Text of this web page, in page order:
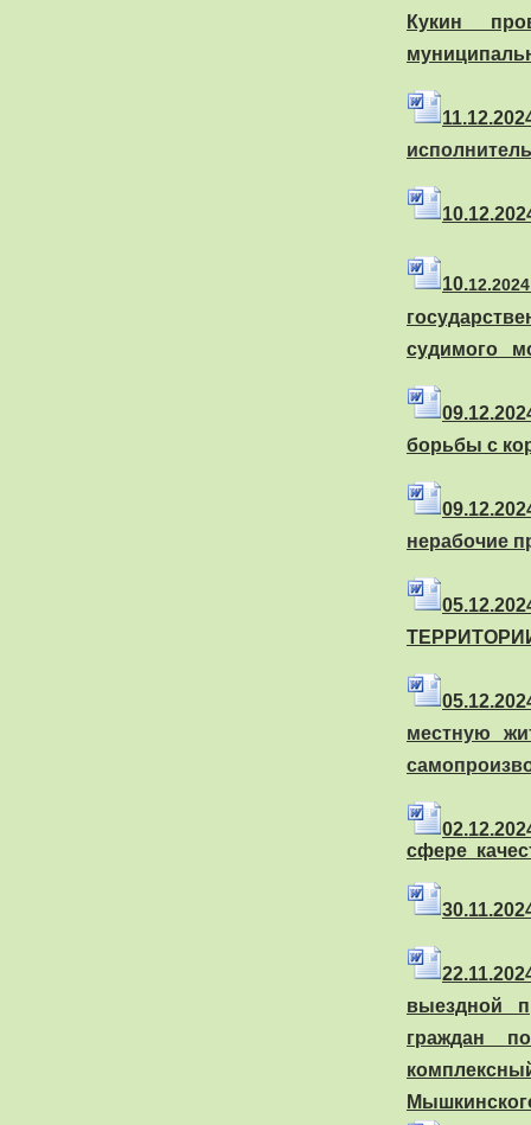
Кукин
11.
10.
10.
судимого
09.
борьбы с
09.
нерабочие
05.
05.
местную
02.
сфере
30
22
выездной
граждан